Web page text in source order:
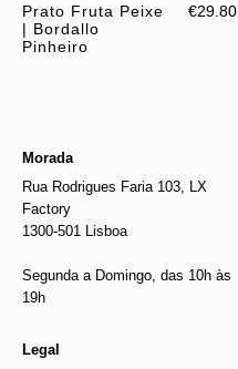
Prato Fruta Peixe
| Bordallo
Pinheiro
€29.80
Morada
Rua Rodrigues Faria 103, LX
Factory
1300-501 Lisboa
Segunda a Domingo, das 10h às
19h
Legal